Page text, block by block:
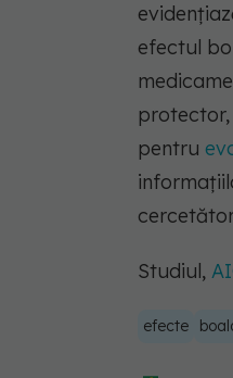
efectul
protector,
pentru
Studiul,
efecte